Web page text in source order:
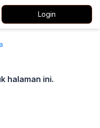
Login
halaman ini.